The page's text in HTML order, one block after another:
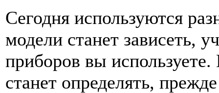
Сегодня используются
модели станет зависеть,
приборов вы используете.
станет определять,